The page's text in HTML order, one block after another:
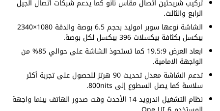
تركيب شريحتين اتصال مقاس نانو كما يدعم شبكات اتصال الجيل
الرابع والثالث.
الشاشة نوعها سوبر اموليد بحجم 6.5 بوصة والدقة 1080×2340
بيكسل بكثافة بيكسلات 396 بيكسل لكل بوصة.
ابعاد العرض 19.5:9 كما تستحوذ الشاشة على حوالي 85% من
الواجهة الامامية.
تدعم الشاشة معدل تحديث 90 هرتز للحصول على تجربة أكثر
سلاسة كما يصل السطوع إلى 800nits.
نظام التشغيل اندرويد 14 الأحدث وقت صدور الهاتف بينما واجهة